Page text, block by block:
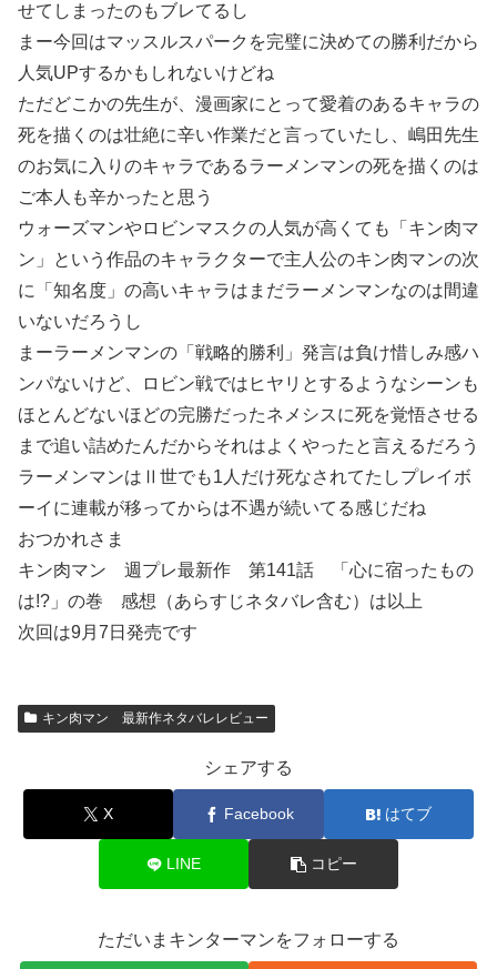
せてしまったのもブレてるし
まー今回はマッスルスパークを完璧に決めての勝利だから
人気UPするかもしれないけどね
ただどこかの先生が、漫画家にとって愛着のあるキャラの
死を描くのは壮絶に辛い作業だと言っていたし、嶋田先生
のお気に入りのキャラであるラーメンマンの死を描くのは
ご本人も辛かったと思う
ウォーズマンやロビンマスクの人気が高くても「キン肉マ
ン」という作品のキャラクターで主人公のキン肉マンの次
に「知名度」の高いキャラはまだラーメンマンなのは間違
いないだろうし
まーラーメンマンの「戦略的勝利」発言は負け惜しみ感ハ
ンパないけど、ロビン戦ではヒヤリとするようなシーンも
ほとんどないほどの完勝だったネメシスに死を覚悟させる
まで追い詰めたんだからそれはよくやったと言えるだろう
ラーメンマンはⅡ世でも1人だけ死なされてたしプレイボ
ーイに連載が移ってからは不遇が続いてる感じだね
おつかれさま
キン肉マン 週プレ最新作 第141話 「心に宿ったもの
は!?」の巻 感想（あらすじネタバレ含む）は以上
次回は9月7日発売です
キン肉マン 最新作ネタバレレビュー
シェアする
X Facebook はてブ
LINE コピー
ただいまキンターマンをフォローする